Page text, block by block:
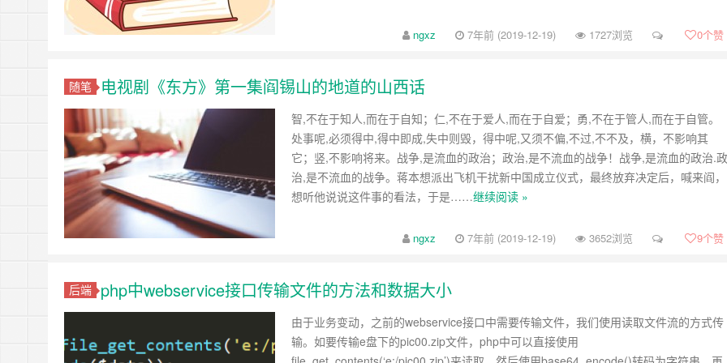
ngxz 7年前 (2019-12-19) 1727浏览 0个赞
随笔 电视剧《东方》第一集阎锡山的地道的山西话
智,不在于知人,而在于自知；仁,不在于爱人,而在于自爱；勇,不在于管人,而在于自管。
处事呢,必须得中,得中即成,失中则毁，得中呢,又须不偏,不过,不不及，横，不影响其
它；竖,不影响将来。战争,是流血的政治；政治,是不流血的战争！战争,是流血的政治.政
治,是不流血的战争。蒋本想派出飞机干扰新中国成立仪式，最终放弃决定后，喊来阎，
想听他说说这件事的看法，于是……继续阅读 »
ngxz 7年前 (2019-12-19) 3652浏览 9个赞
后端 php中webservice接口传输文件的方法和数据大小
由于业务变动，之前的webservice接口中需要传输文件，我们使用读取文件流的方式传
输。如要传输e盘下的pic00.zip文件，php中可以直接使用